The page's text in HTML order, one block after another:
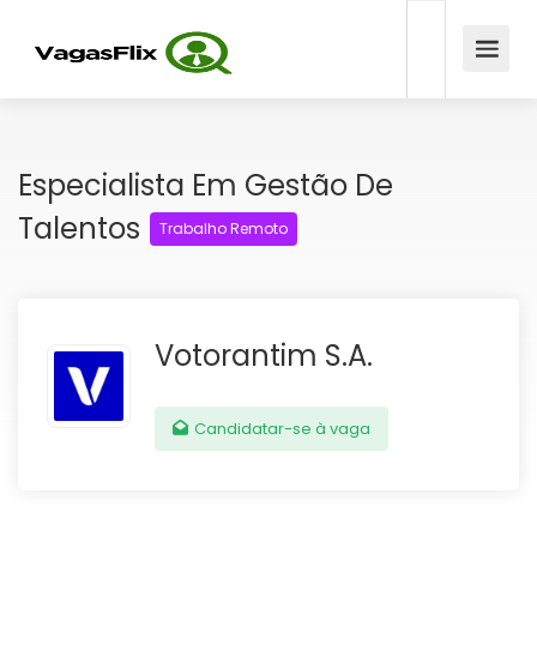
Especialista Em Gestão De
Talentos
Trabalho Remoto
Votorantim S.A.
Candidatar-se à vaga